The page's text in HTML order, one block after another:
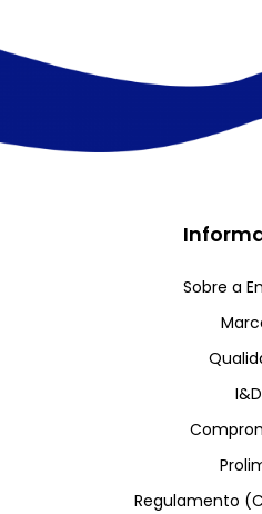
Sobre a
I&D
Regulamento